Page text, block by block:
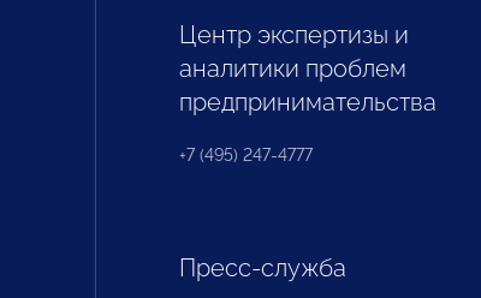
Центр экспертизы и
аналитики проблем
предпринимательства
+7 (495) 247-4777
Пресс-служба